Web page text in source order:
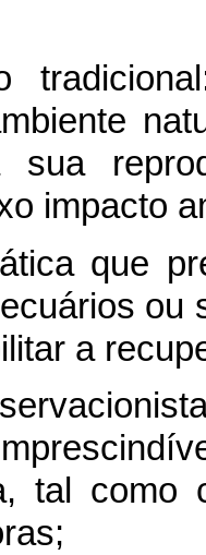
sua
impacto
que
ou
a
tal como